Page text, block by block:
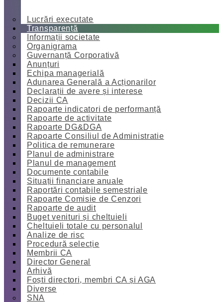
Lucrări executate
Transparență
Informații societate
Organigrama
Guvernanță Corporativă
Anunțuri
Echipa managerială
Adunarea Generală a Acționarilor
Declarații de avere și interese
Decizii CA
Rapoarte indicatori de performanță
Rapoarte de activitate
Rapoarte DG&DGA
Rapoarte Consiliul de Administratie
Politica de remunerare
Planul de administrare
Planul de management
Documente contabile
Situații financiare anuale
Raportări contabile semestriale
Rapoarte Comisie de Cenzori
Rapoarte de audit
Buget venituri și cheltuieli
Cheltuieli totale cu personalul
Analize de risc
Procedură selecție
Membrii CA
Director General
Arhivă
Foști directori, membri CA și AGA
Diverse
SNA